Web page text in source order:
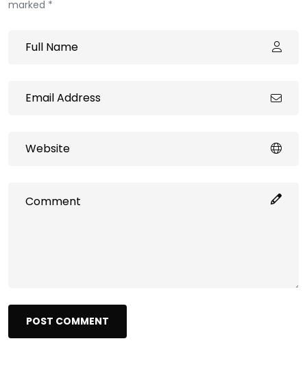
marked *
POST COMMENT